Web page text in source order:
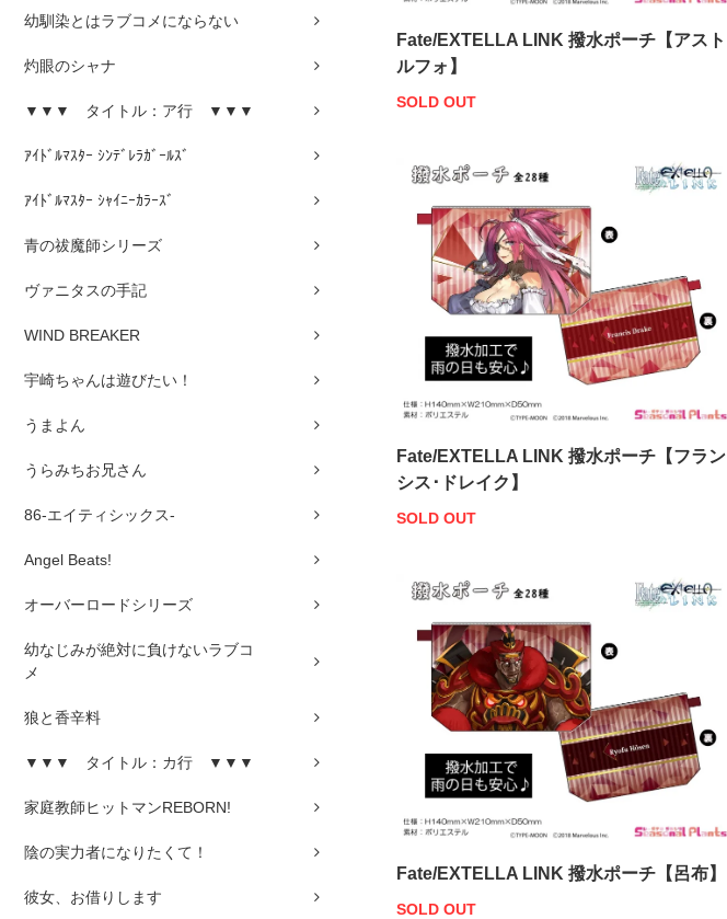
幼馴染とはラブコメにならない
灼眼のシャナ
▼▼▼ タイトル：ア行 ▼▼▼
ｱｲﾄﾞﾙﾏｽﾀｰ ｼﾝﾃﾞﾚﾗｶﾞｰﾙｽﾞ
ｱｲﾄﾞﾙﾏｽﾀｰ ｼｬｲﾆｰｶﾗｰｽﾞ
青の祓魔師シリーズ
ヴァニタスの手記
WIND BREAKER
宇崎ちゃんは遊びたい！
うまよん
うらみちお兄さん
86-エイティシックス-
Angel Beats!
オーバーロードシリーズ
幼なじみが絶対に負けないラブコ
メ
狼と香辛料
▼▼▼ タイトル：カ行 ▼▼▼
家庭教師ヒットマンREBORN!
陰の実力者になりたくて！
彼女、お借りします
Fate/EXTELLA LINK 撥水ポーチ【アスト
ルフォ】
SOLD OUT
Fate/EXTELLA LINK 撥水ポーチ【フラン
シス･ドレイク】
SOLD OUT
Fate/EXTELLA LINK 撥水ポーチ【呂布】
SOLD OUT